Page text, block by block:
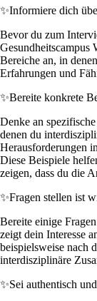
✨Informiere dich
Bevor du zum
Gesundheitscampus
Bereiche an, in
Erfahrungen und
✨Bereite konkrete
Denke an
denen du
Herausforderungen
Diese Beispiele
zeigen, dass du die
✨Fragen stellen ist
Bereite einige
zeigt dein Interesse
beispielsweise nach
interdisziplinäre
✨Sei authentisch